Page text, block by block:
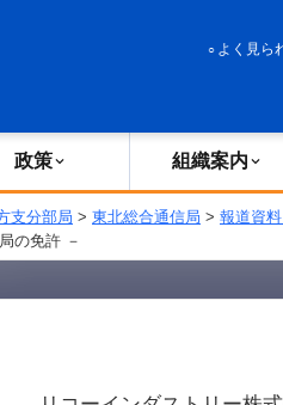
よく見ら
政策 組織案内
支分部局 > 東北総合通信局 > 報道資
の免許 －